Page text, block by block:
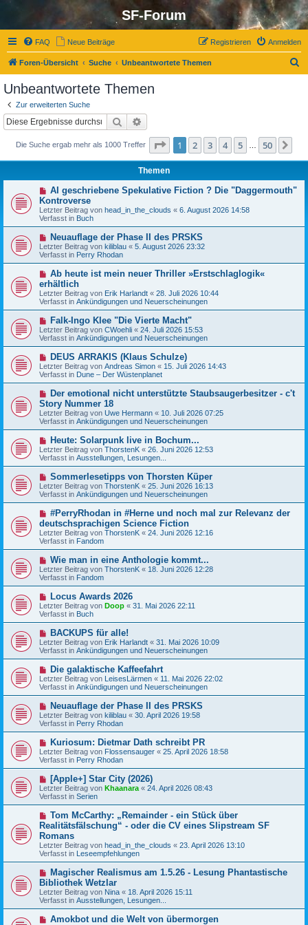
SF-Forum
FAQ Neue Beiträge Anmelden
Registrieren
Foren-Übersicht Suche Unbeantwortete Themen
Unbeantwortete Themen
Zur erweiterten Suche
Suche
Die Suche ergab mehr als 1000 Treffer Seite 1von 50
1 2 3 4 5 50
Themen
N
u
e
r
B
i
t
r
g
AI geschriebene Spekulative Fiction ? Die "Daggermouth"
Kontroverse
Letzter Beitrag von head_in_the_clouds « 6. August 2026 14:58
Verfasst in Buch
N
e
u
e
B
e
i
t
r
a
g
Neuauflage der Phase II des PRSKS
Letzter Beitrag von kiliblau « 5. August 2026 23:32
Verfasst in Perry Rhodan
N
e
u
e
r
B
i
t
r
a
g
Ab heute ist mein neuer Thriller »Erstschlaglogik«
erhältlich
Letzter Beitrag von Erik Harlandt « 28. Juli 2026 10:44
Verfasst in Ankündigungen und Neuerscheinungen
N
e
u
e
B
e
i
t
a
g
Falk-Ingo Klee "Die Vierte Macht"
Letzter Beitrag von CWoehli « 24. Juli 2026 15:53
Verfasst in Ankündigungen und Neuerscheinungen
N
e
u
e
B
e
i
t
r
a
g
DEUS ARRAKIS (Klaus Schulze)
Letzter Beitrag von Andreas Simon « 15. Juli 2026 14:43
Verfasst in Dune – Der Wüstenplanet
N
e
u
e
r
B
i
t
r
a
g
Der emotional nicht unterstützte Staubsaugerbesitzer - c't
Story Nummer 18
Letzter Beitrag von Uwe Hermann « 10. Juli 2026 07:25
Verfasst in Ankündigungen und Neuerscheinungen
N
e
u
e
B
e
i
t
a
g
Heute: Solarpunk live in Bochum...
Letzter Beitrag von ThorstenK « 26. Juni 2026 12:53
Verfasst in Ausstellungen, Lesungen...
N
e
u
e
B
e
i
t
r
a
g
Sommerlesetipps von Thorsten Küper
Letzter Beitrag von ThorstenK « 25. Juni 2026 16:13
Verfasst in Ankündigungen und Neuerscheinungen
N
u
e
r
B
e
i
t
r
a
g
#PerryRhodan in #Herne und noch mal zur Relevanz der
deutschsprachigen Science Fiction
Letzter Beitrag von ThorstenK « 24. Juni 2026 12:16
Verfasst in Fandom
N
e
u
e
B
e
i
t
a
g
Wie man in eine Anthologie kommt...
Letzter Beitrag von ThorstenK « 18. Juni 2026 12:28
Verfasst in Fandom
N
e
u
e
B
e
i
t
a
g
Locus Awards 2026
Letzter Beitrag von Doop « 31. Mai 2026 22:11
Verfasst in Buch
N
e
u
e
B
e
i
t
a
g
BACKUPS für alle!
Letzter Beitrag von Erik Harlandt « 31. Mai 2026 10:09
Verfasst in Ankündigungen und Neuerscheinungen
N
e
u
e
B
e
i
t
a
g
Die galaktische Kaffeefahrt
Letzter Beitrag von LeisesLärmen « 11. Mai 2026 22:02
Verfasst in Ankündigungen und Neuerscheinungen
N
e
u
e
B
e
i
t
a
g
Neuauflage der Phase II des PRSKS
Letzter Beitrag von kiliblau « 30. April 2026 19:58
Verfasst in Perry Rhodan
N
e
u
e
B
e
i
t
a
g
Kuriosum: Dietmar Dath schreibt PR
Letzter Beitrag von Flossensauger « 25. April 2026 18:58
Verfasst in Perry Rhodan
N
e
u
e
e
i
t
r
g
[Apple+] Star City (2026)
Letzter Beitrag von Khaanara « 24. April 2026 08:43
Verfasst in Serien
N
u
e
r
B
e
t
r
a
g
Tom McCarthy: „Remainder - ein Stück über
Realitätsfälschung“ - oder die CV eines Slipstream SF
Romans
Letzter Beitrag von head_in_the_clouds « 23. April 2026 13:10
Verfasst in Leseempfehlungen
N
e
u
e
r
B
e
Magischer Realismus am 1.5.26 - Lesung Phantastische
Bibliothek Wetzlar
Letzter Beitrag von Nina « 18. April 2026 15:11
Verfasst in Ausstellungen, Lesungen...
N
Amokbot und die Welt von übermorgen